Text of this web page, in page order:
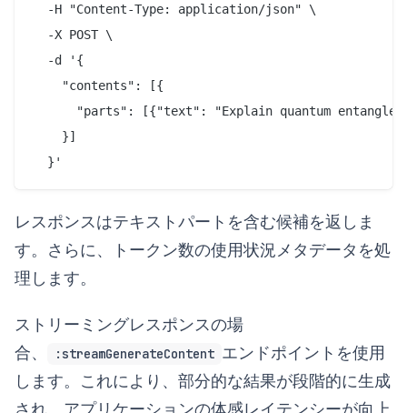
  -H "Content-Type: application/json" \
  -X POST \
  -d '{
    "contents": [{
"parts": [{"text": "Explain quantum
    }]
レスポンスはテキストパートを含む候補を返しま
す。さらに、トークン数の使用状況メタデータを処
理します。
ストリーミングレスポンスの場
合、
:streamGenerateContent エンドポイントを使用
します。これにより、部分的な結果が段階的に生成
され、アプリケーションの体感レイテンシーが向上